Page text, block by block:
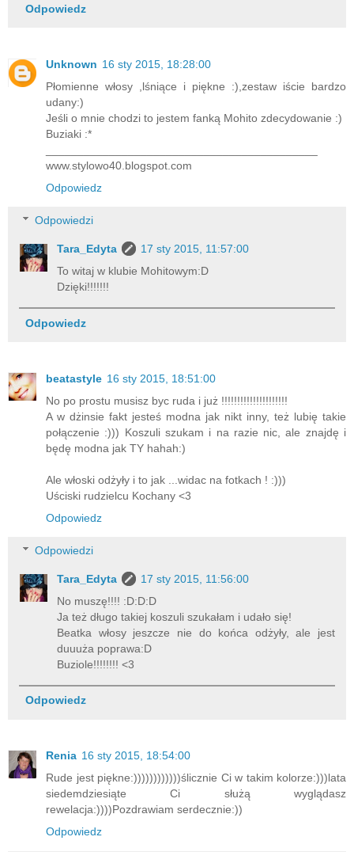
Odpowiedz
Unknown 16 sty 2015, 18:28:00
Płomienne włosy ,lśniące i piękne :),zestaw iście bardzo
udany:)
Jeśli o mnie chodzi to jestem fanką Mohito zdecydowanie :)
Buziaki :*
www.stylowo40.blogspot.com
Odpowiedz
Odpowiedzi
Tara_Edyta
17 sty 2015, 11:57:00
To witaj w klubie Mohitowym:D
Dzięki!!!!!!!
Odpowiedz
beatastyle 16 sty 2015, 18:51:00
No po prostu musisz byc ruda i już !!!!!!!!!!!!!!!!!!!!!
A w dżinsie fakt jesteś modna jak nikt inny, też lubię takie
połączenie :))) Koszuli szukam i na razie nic, ale znajdę i
będę modna jak TY hahah:)
Ale włoski odżyły i to jak ...widac na fotkach ! :)))
Uściski rudzielcu Kochany <3
Odpowiedz
Odpowiedzi
Tara_Edyta
17 sty 2015, 11:56:00
No muszę!!!! :D:D:D
Ja też długo takiej koszuli szukałam i udało się!
Beatka włosy jeszcze nie do końca odżyły, ale jest
duuuża poprawa:D
Buziole!!!!!!!! <3
Odpowiedz
Renia 16 sty 2015, 18:54:00
Rude jest piękne:))))))))))))ślicznie Ci w takim kolorze:)))lata
siedemdziesiąte Ci służą wyglądasz
rewelacja:))))Pozdrawiam serdecznie:))
Odpowiedz